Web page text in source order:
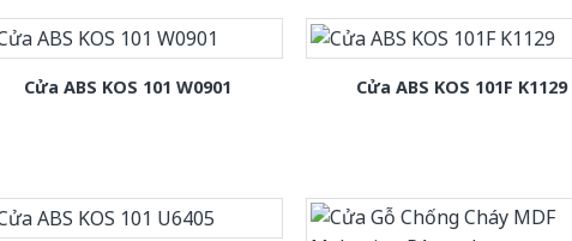
Cửa ABS KOS 101 W0901 Cửa ABS KOS 101F K1129